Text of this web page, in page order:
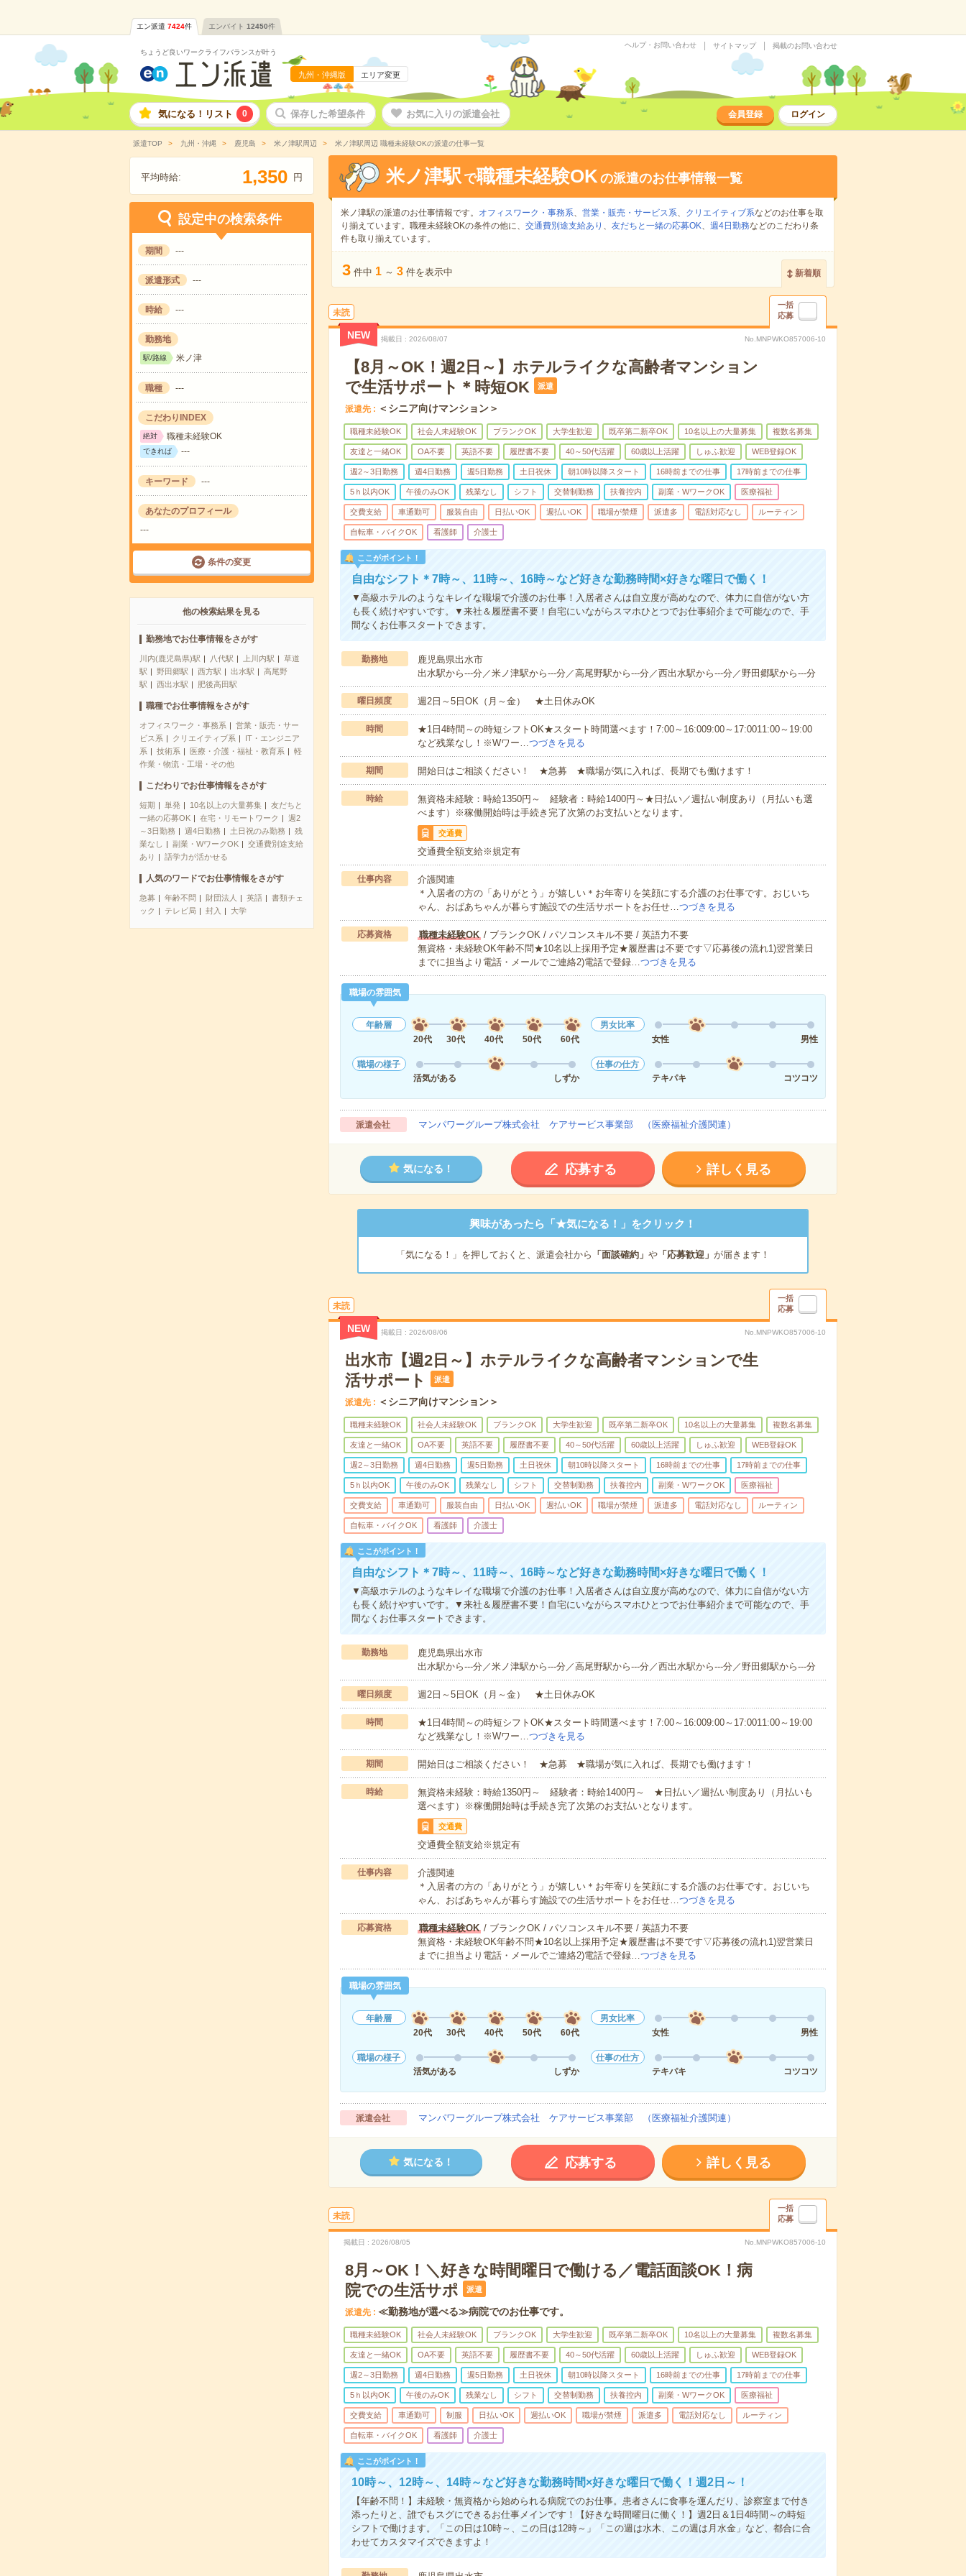
エン派遣 7424件 エンバイト 12450件
ちょうど良いワークライフバランスが叶う
九州・沖縄版 エリア変更
ヘルプ・お問い合わせ サイトマップ 掲載のお問い合わせ
気になる！リスト 0 保存した希望条件 お気に入りの派遣会社 会員登録 ログイン
派遣TOP 九州・沖縄 鹿児島 米ノ津駅周辺 米ノ津駅周辺 職種未経験OKの派遣の仕事一覧
平均時給: 1,350 円
設定中の検索条件
期間 ---
派遣形式 ---
時給 ---
勤務地
駅/路線 米ノ津
職種 ---
こだわりINDEX
絶対 職種未経験OK
できれば ---
キーワード ---
あなたのプロフィール
---
条件の変更
他の検索結果を見る
勤務地でお仕事情報をさがす
川内(鹿児島県)駅 八代駅 上川内駅
草道
駅
野田郷駅 西方駅 出水駅
高尾野
駅
西出水駅 肥後高田駅
職種でお仕事情報をさがす
オフィスワーク・事務系
営業・販売・サー
ビス系
クリエイティブ系
IT・エンジニア
系
技術系 医療・介護・福祉・教育系
軽
作業・物流・工場・その他
こだわりでお仕事情報をさがす
短期 単発 10名以上の大量募集
友だちと
一緒の応募OK
在宅・リモートワーク
週2
～3日勤務
週4日勤務 土日祝のみ勤務
残
業なし
副業・WワークOK
交通費別途支給
あり
語学力が活かせる
人気のワードでお仕事情報をさがす
急募 年齢不問 財団法人 英語
書類チェ
ック
テレビ局 封入 大学
米ノ津駅 で職種未経験OKの派遣のお仕事情報一覧
米ノ津駅の派遣のお仕事情報です。 オフィスワーク・事務系、 営業・販売・サービス系、 クリエイティブ系などのお仕事を取
り揃えています。職種未経験OKの条件の他に、 交通費別途支給あり 、 友だちと一緒の応募OK、 週4日勤務などのこだわり条
件も取り揃えています。
3 件中 1 ～ 3 件を表示中 新着順
未読
一括
応募
NEW 掲載日 2026/08/07 No.MNPWKO857006-10
【8月～OK！週2日～】ホテルライクな高齢者マンション
で生活サポート＊時短OK
派遣
派遣先 ＜シニア向けマンション＞
職種未経験OK 社会人未経験OK ブランクOK 大学生歓迎 既卒第二新卒OK 10名以上の大量募集 複数名募集
友達と一緒OK OA不要 英語不要 履歴書不要 40～50代活躍 60歳以上活躍 しゅふ歓迎 WEB登録OK
週2～3日勤務 週4日勤務 週5日勤務 土日祝休 朝10時以降スタート 16時前までの仕事 17時前までの仕事
5ｈ以内OK 午後のみOK 残業なし シフト 交替制勤務 扶養控内 副業・WワークOK 医療福祉
交費支給 車通勤可 服装自由 日払いOK 週払いOK 職場が禁煙 派遣多 電話対応なし ルーティン
自転車・バイクOK 看護師 介護士
ここがポイント！
自由なシフト＊7時～、11時～、16時～など好きな勤務時間×好きな曜日で働く！
▼高級ホテルのようなキレイな職場で介護のお仕事！入居者さんは自立度が高めなので、体力に自信がない方
も長く続けやすいです。▼来社＆履歴書不要！自宅にいながらスマホひとつでお仕事紹介まで可能なので、手
間なくお仕事スタートできます。
勤務地
鹿児島県出水市
出水駅から---分／米ノ津駅から---分／高尾野駅から---分／西出水駅から---分／野田郷駅から---分
曜日頻度 週2日～5日OK（月～金） ★土日休みOK
時間
★1日4時間～の時短シフトOK★スタート時間選べます！7:00～16:009:00～17:0011:00～19:00
など残業なし！※Wワー…つづきを見る
期間 開始日はご相談ください！ ★急募 ★職場が気に入れば、長期でも働けます！
時給
無資格未経験：時給1350円～ 経験者：時給1400円～★日払い／週払い制度あり（月払いも選
べます）※稼働開始時は手続き完了次第のお支払いとなります。
交通費
交通費全額支給※規定有
仕事内容
介護関連
＊入居者の方の「ありがとう」が嬉しい＊お年寄りを笑顔にする介護のお仕事です。おじいち
ゃん、おばあちゃんが暮らす施設での生活サポートをお任せ…つづきを見る
応募資格 職種未経験OK/ ブランクOK / パソコンスキル不要 / 英語力不要
無資格・未経験OK年齢不問★10名以上採用予定★履歴書は不要です▽応募後の流れ1)翌営業日
までに担当より電話・メールでご連絡2)電話で登録…つづきを見る
職場の雰囲気
年齢層
20代
30代 40代 50代 60代
男女比率
女性
男性
職場の様子
活気がある
しずか
仕事の仕方
テキパキ
コツコツ
派遣会社 マンパワーグループ株式会社 ケアサービス事業部 （医療福祉介護関連）
気になる！ 応募する 詳しく見る
興味があったら「★気になる！」をクリック！
「気になる！」を押しておくと、派遣会社から 「面談確約」 や「応募歓迎」 が届きます！
未読
一括
応募
NEW 掲載日 2026/08/06 No.MNPWKO857006-10
出水市【週2日～】ホテルライクな高齢者マンションで生
活サポート
派遣
派遣先 ＜シニア向けマンション＞
職種未経験OK 社会人未経験OK ブランクOK 大学生歓迎 既卒第二新卒OK 10名以上の大量募集 複数名募集
友達と一緒OK OA不要 英語不要 履歴書不要 40～50代活躍 60歳以上活躍 しゅふ歓迎 WEB登録OK
週2～3日勤務 週4日勤務 週5日勤務 土日祝休 朝10時以降スタート 16時前までの仕事 17時前までの仕事
5ｈ以内OK 午後のみOK 残業なし シフト 交替制勤務 扶養控内 副業・WワークOK 医療福祉
交費支給 車通勤可 服装自由 日払いOK 週払いOK 職場が禁煙 派遣多 電話対応なし ルーティン
自転車・バイクOK 看護師 介護士
ここがポイント！
自由なシフト＊7時～、11時～、16時～など好きな勤務時間×好きな曜日で働く！
▼高級ホテルのようなキレイな職場で介護のお仕事！入居者さんは自立度が高めなので、体力に自信がない方
も長く続けやすいです。▼来社＆履歴書不要！自宅にいながらスマホひとつでお仕事紹介まで可能なので、手
間なくお仕事スタートできます。
勤務地
鹿児島県出水市
出水駅から---分／米ノ津駅から---分／高尾野駅から---分／西出水駅から---分／野田郷駅から---分
曜日頻度 週2日～5日OK（月～金） ★土日休みOK
時間
★1日4時間～の時短シフトOK★スタート時間選べます！7:00～16:009:00～17:0011:00～19:00
など残業なし！※Wワー…つづきを見る
期間 開始日はご相談ください！ ★急募 ★職場が気に入れば、長期でも働けます！
時給
無資格未経験：時給1350円～ 経験者：時給1400円～ ★日払い／週払い制度あり（月払いも
選べます）※稼働開始時は手続き完了次第のお支払いとなります。
交通費
交通費全額支給※規定有
仕事内容
介護関連
＊入居者の方の「ありがとう」が嬉しい＊お年寄りを笑顔にする介護のお仕事です。おじいち
ゃん、おばあちゃんが暮らす施設での生活サポートをお任せ…つづきを見る
応募資格 職種未経験OK/ ブランクOK / パソコンスキル不要 / 英語力不要
無資格・未経験OK年齢不問★10名以上採用予定★履歴書は不要です▽応募後の流れ1)翌営業日
までに担当より電話・メールでご連絡2)電話で登録…つづきを見る
職場の雰囲気
年齢層
20代
30代 40代 50代 60代
男女比率
女性
男性
職場の様子
活気がある
しずか
仕事の仕方
テキパキ
コツコツ
派遣会社 マンパワーグループ株式会社 ケアサービス事業部 （医療福祉介護関連）
気になる！ 応募する 詳しく見る
未読
一括
応募
掲載日 2026/08/05 No.MNPWKO857006-10
8月～OK！＼好きな時間曜日で働ける／電話面談OK！病
院での生活サポ
派遣
派遣先 ≪勤務地が選べる≫病院でのお仕事です。
職種未経験OK 社会人未経験OK ブランクOK 大学生歓迎 既卒第二新卒OK 10名以上の大量募集 複数名募集
友達と一緒OK OA不要 英語不要 履歴書不要 40～50代活躍 60歳以上活躍 しゅふ歓迎 WEB登録OK
週2～3日勤務 週4日勤務 週5日勤務 土日祝休 朝10時以降スタート 16時前までの仕事 17時前までの仕事
5ｈ以内OK 午後のみOK 残業なし シフト 交替制勤務 扶養控内 副業・WワークOK 医療福祉
交費支給 車通勤可 制服 日払いOK 週払いOK 職場が禁煙 派遣多 電話対応なし ルーティン
自転車・バイクOK 看護師 介護士
ここがポイント！
10時～、12時～、14時～など好きな勤務時間×好きな曜日で働く！週2日～！
【年齢不問！】未経験・無資格から始められる病院でのお仕事。患者さんに食事を運んだり、診察室まで付き
添ったりと、誰でもスグにできるお仕事メインです！【好きな時間曜日に働く！】週2日＆1日4時間～の時短
シフトで働けます。「この日は10時～、この日は12時～」「この週は水木、この週は月水金」など、都合に合
わせてカスタマイズできますよ！